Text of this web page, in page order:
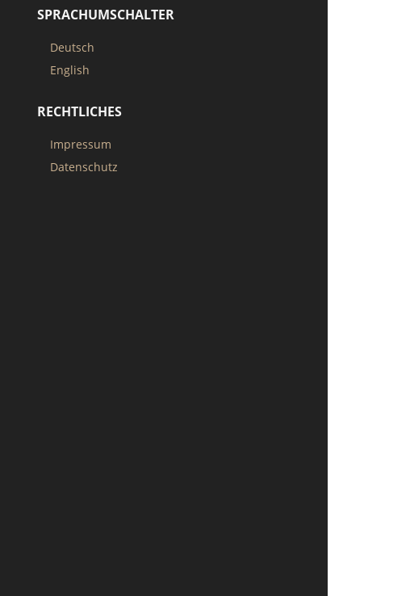
SPRACHUMSCHALTER
Deutsch
English
RECHTLICHES
Impressum
Datenschutz